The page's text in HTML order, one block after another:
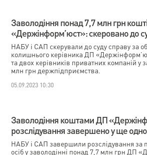
Заволодіння понад 7,7 млн грн
«Держінформ’юст»: скеровано до
НАБУ і САП скерували до суду справу за
колишнього керівника ДП
та двох керівників приватних компаній у
млн грн держпідприємства.
05.09.2023 10:30
Заволодіння коштами ДП
розслідування завершено у ще
НАБУ і САП завершили розслідування за
осіб у заволодінні понад 7,7 млн грн ДП